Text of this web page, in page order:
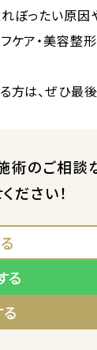
ぼったい原因
ケア・美容整
方は、ぜひ最
術のご相談
ださい！
る